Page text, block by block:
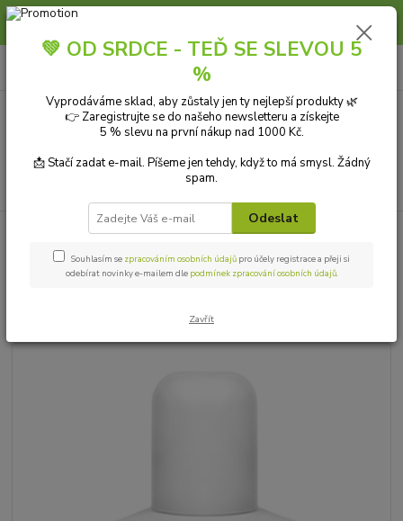
Slunce, koupání a horko dávají vlasům zabrat. Dopřejte jim šetrnou péči s
CZK
PŘÍRODNÍ KOSMETIKA Tělová kosmetika
Tělová mléka
Masážní olej Citron 250 ml
💚 OD SRDCE - TEĎ SE SLEVOU 5
%
Vyprodáváme sklad, aby zůstaly jen ty nejlepší produkty 🌿
👉 Zaregistrujte se do našeho newsletteru a získejte
5 % slevu na první nákup nad 1000 Kč.
📩 Stačí zadat e-mail. Píšeme jen tehdy, když to má smysl. Žádný
spam.
Odeslat
Souhlasím se zpracováním osobních údajů pro účely registrace a přeji si
odebírat novinky e-mailem dle podmínek zpracování osobních údajů.
Zavřít